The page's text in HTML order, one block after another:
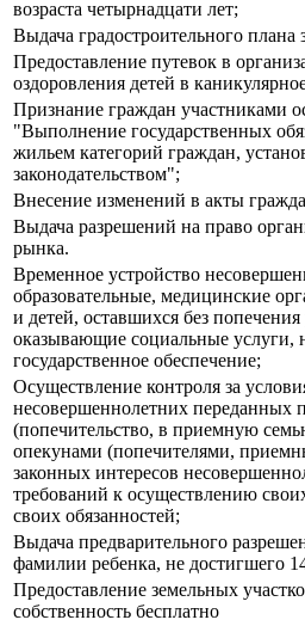
возраста четырнадцати лет;
Выдача градостроительного плана
Предоставление путевок в
оздоровления детей в
Признание граждан участниками
"Выполнение государственных
жильем категорий граждан,
законодательством";
Внесение изменений в акты
Выдача разрешений на право
рынка.
Временное устройство
образовательные, медицинские
и детей, оставшихся без
оказывающие социальные услуги,
государственное обеспечение;
Осуществление контроля за
несовершеннолетних переданных
(попечительство, в приемную
опекунами (попечителями,
законных интересов
требований к осуществлению
своих обязанностей;
Выдача предварительного
фамилии ребенка, не достигшего
Предоставление земельных
собственность бесплатно